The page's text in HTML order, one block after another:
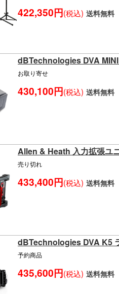
422,350円(税込) 送料無料
dBTechnologies DVA
お取り寄せ
430,100円(税込) 送料無料
Allen & Heath 入力拡張ユ
売り切れ
433,400円(税込) 送料無料
dBTechnologies DVA K5
予約商品
435,600円(税込) 送料無料